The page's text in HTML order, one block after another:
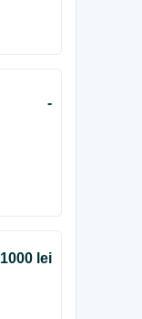
-
1000 lei